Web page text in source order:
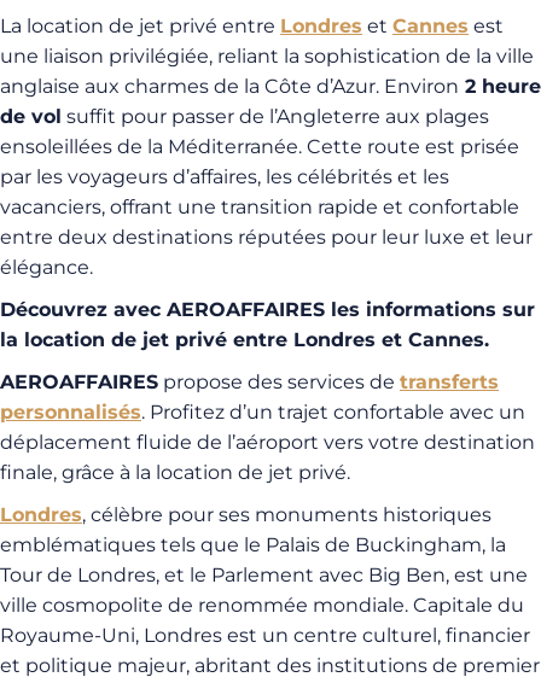
La location de jet privé entre Londres et Cannes est
une liaison privilégiée, reliant la sophistication de la ville
anglaise aux charmes de la Côte d’Azur. Environ 2 heure
de vol suffit pour passer de l’Angleterre aux plages
ensoleillées de la Méditerranée. Cette route est prisée
par les voyageurs d’affaires, les célébrités et les
vacanciers, offrant une transition rapide et confortable
entre deux destinations réputées pour leur luxe et leur
élégance.
Découvrez avec AEROAFFAIRES les informations sur
la location de jet privé entre Londres et Cannes.
AEROAFFAIRES propose des services de transferts
personnalisés. Profitez d’un trajet confortable avec un
déplacement fluide de l’aéroport vers votre destination
finale, grâce à la location de jet privé.
Londres, célèbre pour ses monuments historiques
emblématiques tels que le Palais de Buckingham, la
Tour de Londres, et le Parlement avec Big Ben, est une
ville cosmopolite de renommée mondiale. Capitale du
Royaume-Uni, Londres est un centre culturel, financier
et politique majeur, abritant des institutions de premier